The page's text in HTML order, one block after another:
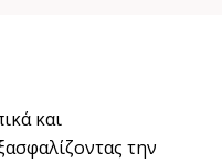
και
την